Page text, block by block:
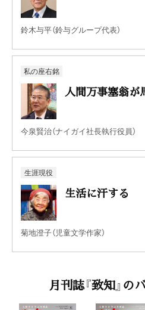
鈴木与平（鈴与グループ代表）
私の座右銘
人間万事塞翁が
今泉賢治（ナイガイ社長執行役員）
生涯現役
生活に汗する
菊地澄子（児童文学作家）
月刊誌『致知』の